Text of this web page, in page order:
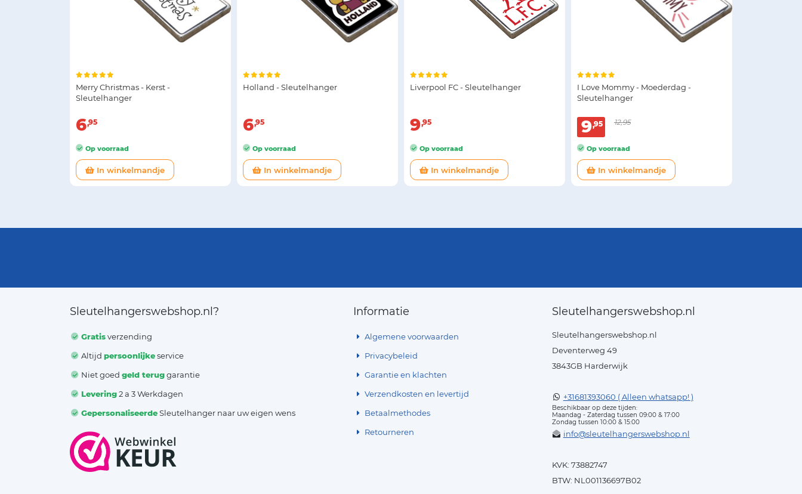
Merry Christmas - Kerst -
Sleutelhanger
6 95
Op voorraad
In winkelmandje
Holland - Sleutelhanger
6 95
Op voorraad
In winkelmandje
Liverpool FC - Sleutelhanger
9 95
Op voorraad
In winkelmandje
I Love Mommy - Moederdag -
Sleutelhanger
9 95 12,95
Op voorraad
In winkelmandje
Sleutelhangerswebshop.nl?
Gratisverzending
Altijdpersoonlijkeservice
Niet goedgeld teruggarantie
Levering2 a 3 Werkdagen
GepersonaliseerdeSleutelhanger naar uw eigen wens
Informatie
Algemene voorwaarden
Privacybeleid
Garantie en klachten
Verzendkosten en levertijd
Betaalmethodes
Retourneren
Sleutelhangerswebshop.nl
Sleutelhangerswebshop.nl
Deventerweg 49
3843GB Harderwijk
+31681393060 ( Alleen whatsapp! )
Beschikbaar op deze tijden:
Maandag - Zaterdag tussen 09:00 & 17:00
Zondag tussen 10:00 & 15:00
info@sleutelhangerswebshop.nl
KVK: 73882747
BTW: NL001136697B02